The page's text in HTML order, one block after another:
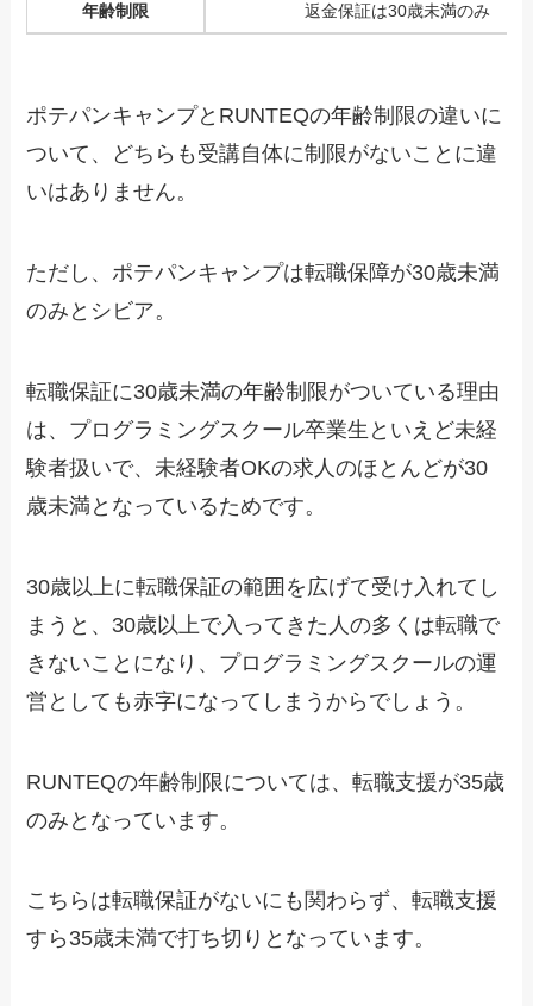
年齢制限 返金保証は30歳未満のみ
ポテパンキャンプとRUNTEQの年齢制限の違いに
ついて、どちらも受講自体に制限がないことに違
いはありません。
ただし、ポテパンキャンプは転職保障が30歳未満
のみとシビア。
転職保証に30歳未満の年齢制限がついている理由
は、プログラミングスクール卒業生といえど未経
験者扱いで、未経験者OKの求人のほとんどが30
歳未満となっているためです。
30歳以上に転職保証の範囲を広げて受け入れてし
まうと、30歳以上で入ってきた人の多くは転職で
きないことになり、プログラミングスクールの運
営としても赤字になってしまうからでしょう。
RUNTEQの年齢制限については、転職支援が35歳
のみとなっています。
こちらは転職保証がないにも関わらず、転職支援
すら35歳未満で打ち切りとなっています。